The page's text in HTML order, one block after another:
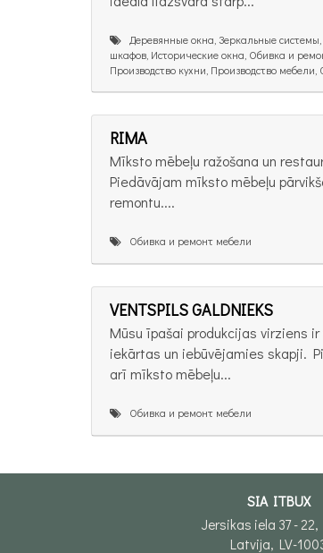
Деревянные окна, Зеркальные
шкафов, Исторические окна, Обивка и
Производство кухни, Производство
RIMA
Mīksto mēbeļu ražošana un
Piedāvājam mīksto mēbeļu
remontu....
Обивка и ремонт мебели
VENTSPILS GALDNIEKS
Mūsu īpašai produkcijas virziens
iekārtas un iebūvējamies skapji.
arī mīksto mēbeļu...
Обивка и ремонт мебели
SIA ITBUX
Jersikas iela 37 -
Latvija, LV-